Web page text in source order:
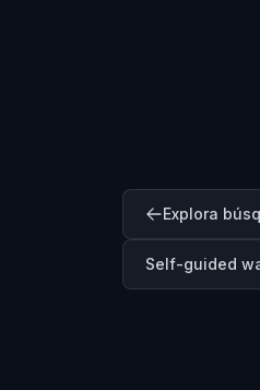
Explora
Self-guided